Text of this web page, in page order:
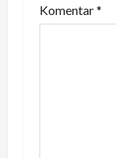
t
Komentar*